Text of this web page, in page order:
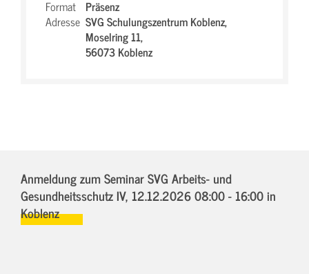
Format Präsenz
Adresse SVG Schulungszentrum Koblenz,
Moselring 11,
56073 Koblenz
Anmeldung zum Seminar SVG Arbeits- und
Gesundheitsschutz IV, 12.12.2026 08:00 - 16:00in
Koblenz